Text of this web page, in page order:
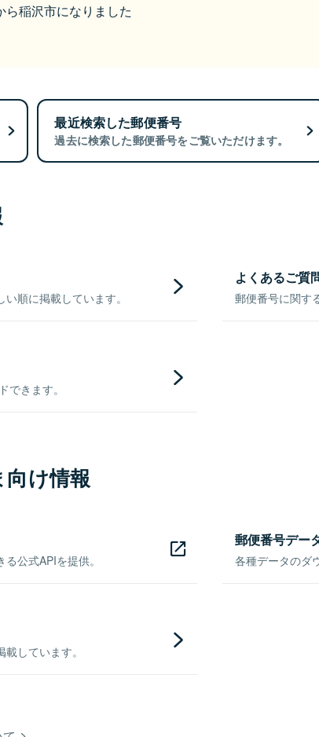
稲沢市になりました
最近検索した郵便番号
過去に検索した郵便番号をご覧いただけます。
順に掲載しています。
よくあるご質
郵便番号に関す
きます。
け情報
公式APIを提供。
郵便番号デー
各種データのダ
しています。